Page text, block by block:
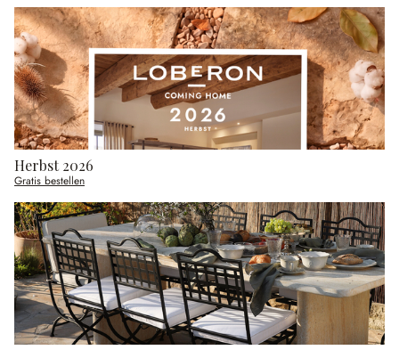
Herbst 2026
Gratis bestellen